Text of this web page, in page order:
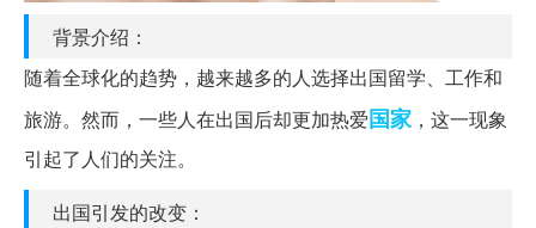
背景介绍：
随着全球化的趋势，越来越多的人选择出国留学、工作和
旅游。然而，一些人在出国后却更加热爱国家 ，这一现象
引起了人们的关注。
出国引发的改变：